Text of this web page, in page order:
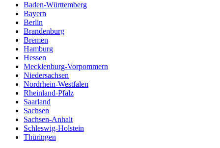
Baden-Württemberg
Bayern
Berlin
Brandenburg
Bremen
Hamburg
Hessen
Mecklenburg-Vorpommern
Niedersachsen
Nordrhein-Westfalen
Rheinland-Pfalz
Saarland
Sachsen
Sachsen-Anhalt
Schleswig-Holstein
Thüringen